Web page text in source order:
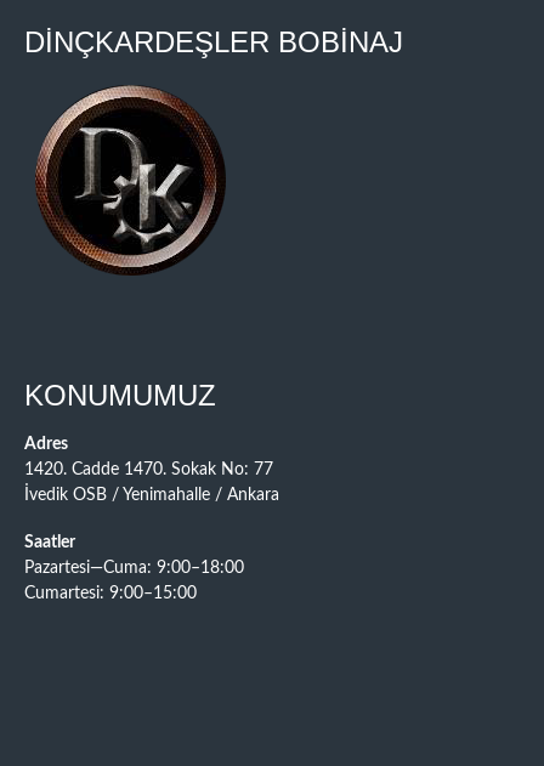
DİNÇKARDEŞLER BOBİNAJ
KONUMUMUZ
Adres
1420. Cadde 1470. Sokak No: 77
İvedik OSB / Yenimahalle / Ankara
Saatler
Pazartesi—Cuma: 9:00–18:00
Cumartesi: 9:00–15:00